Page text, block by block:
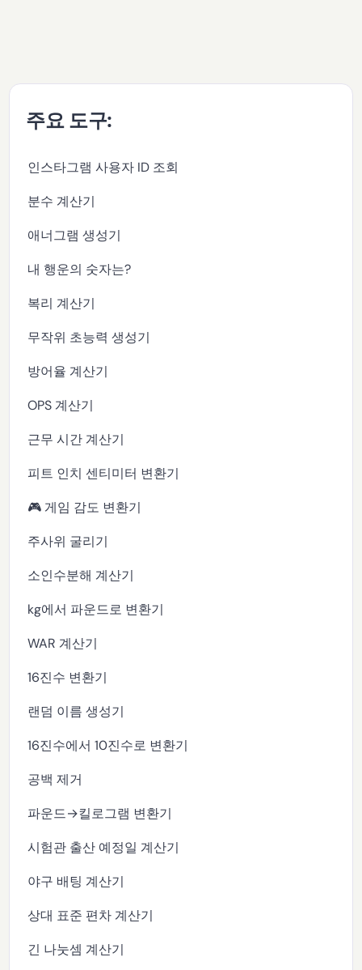
주요 도구:
인스타그램 사용자 ID 조회
분수 계산기
애너그램 생성기
내 행운의 숫자는?
복리 계산기
무작위 초능력 생성기
방어율 계산기
OPS 계산기
근무 시간 계산기
피트 인치 센티미터 변환기
🎮 게임 감도 변환기
주사위 굴리기
소인수분해 계산기
kg에서 파운드로 변환기
WAR 계산기
16진수 변환기
랜덤 이름 생성기
16진수에서 10진수로 변환기
공백 제거
파운드→킬로그램 변환기
시험관 출산 예정일 계산기
야구 배팅 계산기
상대 표준 편차 계산기
긴 나눗셈 계산기